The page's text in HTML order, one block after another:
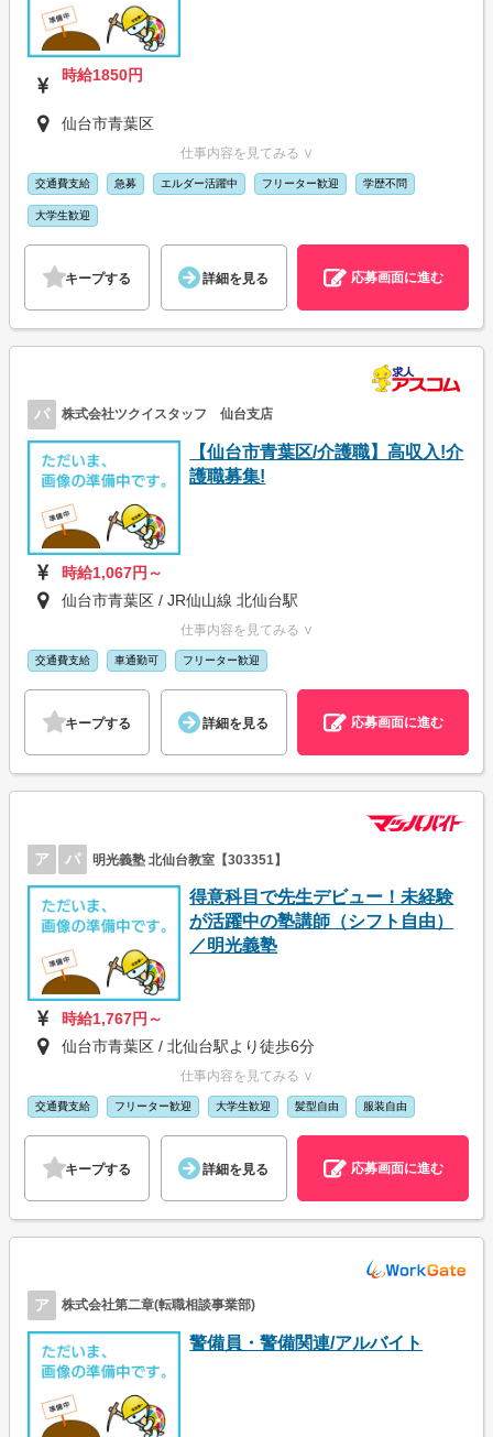
時給1850円
仙台市青葉区
仕事内容を見てみる ∨
交通費支給 急募 エルダー活躍中 フリーター歓迎 学歴不問
大学生歓迎
キープする 詳細を見る 応募画面に進む
パ 株式会社ツクイスタッフ 仙台支店
【仙台市青葉区/介護職】高収入!介
護職募集!
時給1,067円～
仙台市青葉区 / JR仙山線 北仙台駅
仕事内容を見てみる ∨
交通費支給 車通勤可 フリーター歓迎
キープする 詳細を見る 応募画面に進む
ア パ 明光義塾 北仙台教室【303351】
得意科目で先生デビュー！未経験
が活躍中の塾講師（シフト自由）
／明光義塾
時給1,767円～
仙台市青葉区 / 北仙台駅より徒歩6分
仕事内容を見てみる ∨
交通費支給 フリーター歓迎 大学生歓迎 髪型自由 服装自由
キープする 詳細を見る 応募画面に進む
ア 株式会社第二章(転職相談事業部)
警備員・警備関連/アルバイト